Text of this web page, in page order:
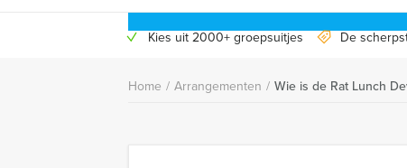
Kies uit 2000+ groepsuitjes De
Home / Arrangementen / Wie is de Rat Lunch